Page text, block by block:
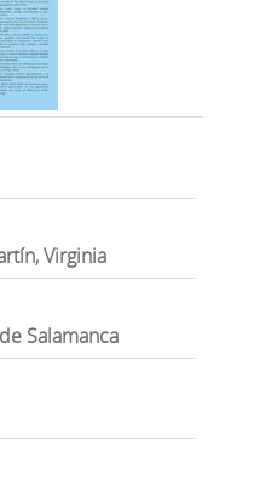
Virginia
Salamanca